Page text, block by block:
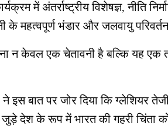
में अंतर्राष्ट्रीय विशेषज्ञ, नीति
के महत्वपूर्ण भंडार और जलवायु
न केवल एक चेतावनी है बल्कि यह
बात पर जोर दिया कि ग्लेशियर
देश के रूप में भारत की गहरी चिंता